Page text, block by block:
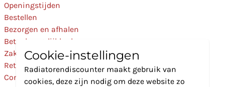
Openingstijden
Bestellen
Bezorgen en afhalen
Betaalmogelijkheden
Zakelijk
Retourneren
Contact
Cookie-instellingen
Radiatorendiscounter maakt gebruik van
cookies, deze zijn nodig om deze website zo